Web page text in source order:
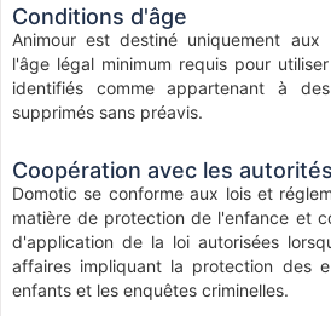
Conditions d'âge
Animour est destiné uniquement
l'âge légal minimum requis pour
identifiés comme appartenant à
supprimés sans préavis.
Coopération avec les autorités
Domotic se conforme aux lois et
matière de protection de l'enfance et
d'application de la loi autorisées
affaires impliquant la protection des
enfants et les enquêtes criminelles.